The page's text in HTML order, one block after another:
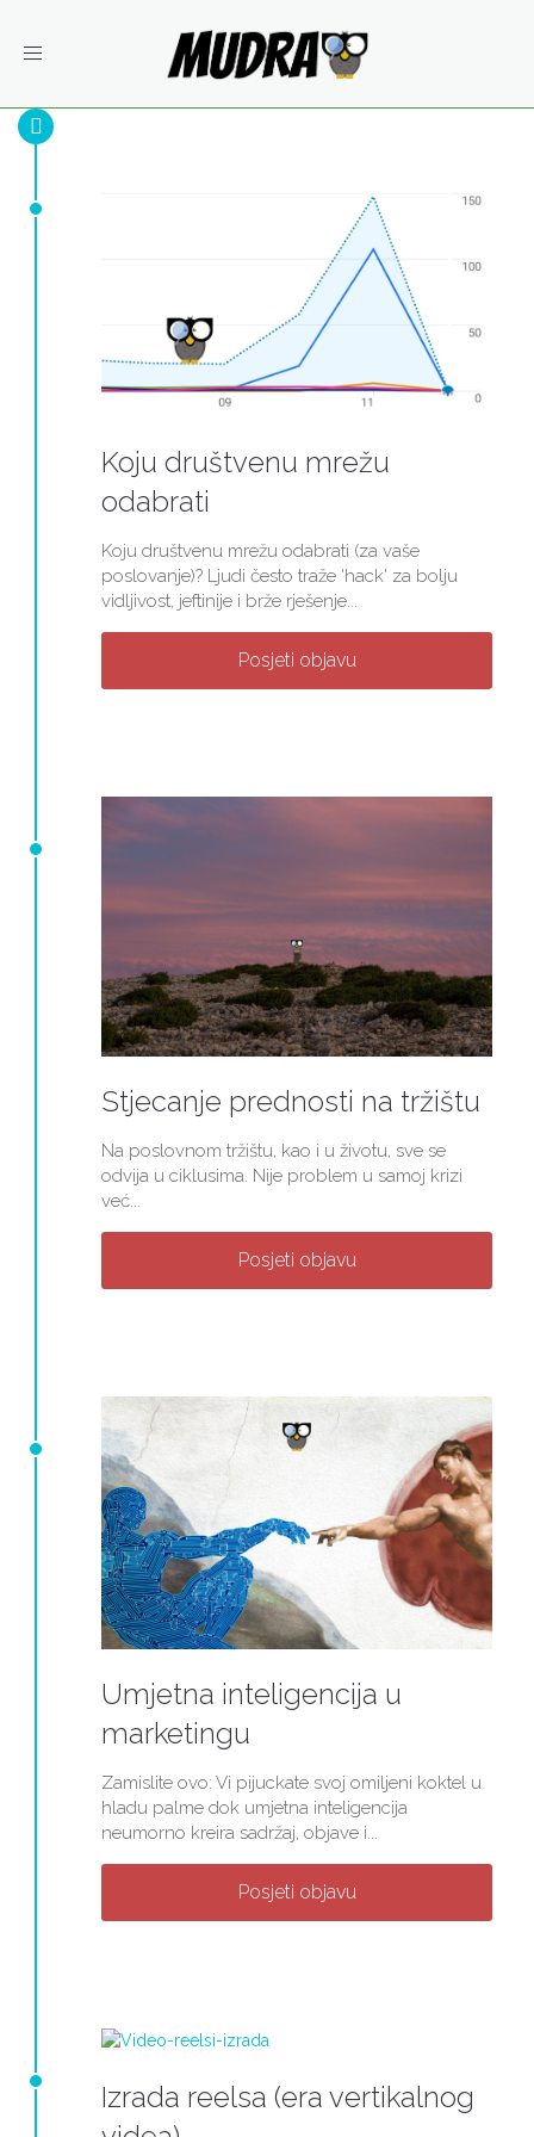
Toggle
Koju društvenu mrežu
odabrati
Koju društvenu mrežu odabrati (za vaše
poslovanje)? Ljudi često traže 'hack' za bolju
vidljivost, jeftinije i brže rješenje...
Posjeti objavu
Stjecanje prednosti na tržištu
Na poslovnom tržištu, kao i u životu, sve se
odvija u ciklusima. Nije problem u samoj krizi
već...
Posjeti objavu
Umjetna inteligencija u
marketingu
Zamislite ovo: Vi pijuckate svoj omiljeni koktel u
hladu palme dok umjetna inteligencija
neumorno kreira sadržaj, objave i...
Posjeti objavu
Izrada reelsa (era vertikalnog